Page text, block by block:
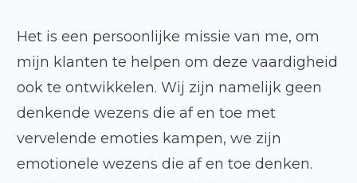
Het is een persoonlijke missie van me, om
mijn klanten te helpen om deze vaardigheid
ook te ontwikkelen. Wij zijn namelijk geen
denkende wezens die af en toe met
vervelende emoties kampen, we zijn
emotionele wezens die af en toe denken.